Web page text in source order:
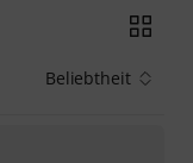
Beliebtheit